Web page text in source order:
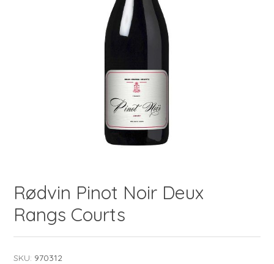
Rødvin Pinot Noir Deux
Rangs Courts
SKU: 970312